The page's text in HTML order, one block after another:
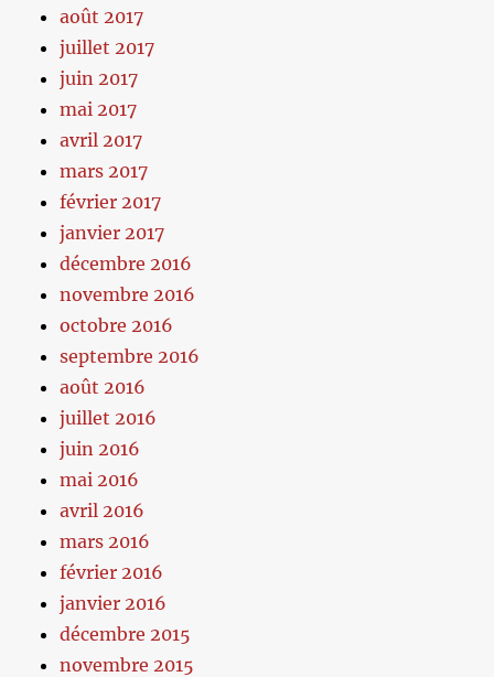
août 2017
juillet 2017
juin 2017
mai 2017
avril 2017
mars 2017
février 2017
janvier 2017
décembre 2016
novembre 2016
octobre 2016
septembre 2016
août 2016
juillet 2016
juin 2016
mai 2016
avril 2016
mars 2016
février 2016
janvier 2016
décembre 2015
novembre 2015